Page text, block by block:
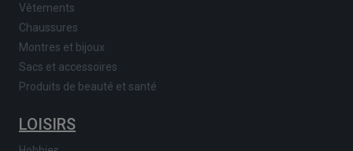
Vêtements
Chaussures
Montres et bijoux
Sacs et accessoires
Produits de beauté et santé
LOISIRS